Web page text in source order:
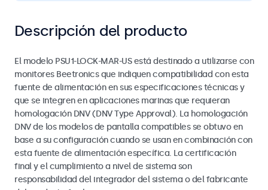
Descripción del producto
El modelo PSU1-LOCK-MAR-US está destinado a utilizarse con
monitores Beetronics que indiquen compatibilidad con esta
fuente de alimentación en sus especificaciones técnicas y
que se integren en aplicaciones marinas que requieran
homologación DNV (DNV Type Approval). La homologación
DNV de los modelos de pantalla compatibles se obtuvo en
base a su configuración cuando se usan en combinación con
esta fuente de alimentación específica. La certificación
final y el cumplimiento a nivel de sistema son
responsabilidad del integrador del sistema o del fabricante